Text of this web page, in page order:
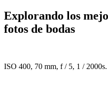
Explorando los
fotos de bodas
ISO 400, 70 mm, f / 5, 1 /